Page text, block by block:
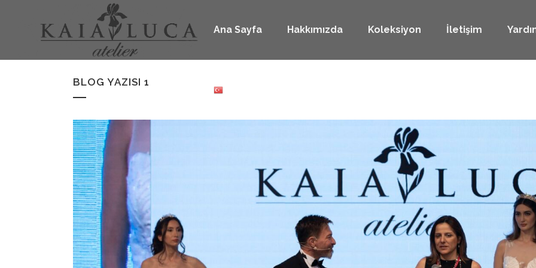
Ana Sayfa Hakkımızda Koleksiyon İletişim
BLOG YAZISI 1